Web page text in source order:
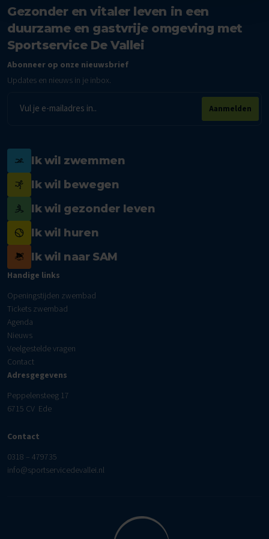
Gezonder en vitaler leven in een
duurzame en gastvrije omgeving met
Sportservice De Vallei
Abonneer op onze nieuwsbrief
Updates en nieuws in je inbox.
mailadres
Aanmelden
Ik wil zwemmen
Ik wil bewegen
Ik wil gezonder leven
Ik wil huren
Ik wil naar SAM
Handige links
Openingstijden zwembad
Tickets zwembad
Agenda
Nieuws
Veelgestelde vragen
Contact
Adresgegevens
Peppelensteeg 17
6715 CV Ede
Contact
0318 – 479735
info@sportservicedevallei.nl